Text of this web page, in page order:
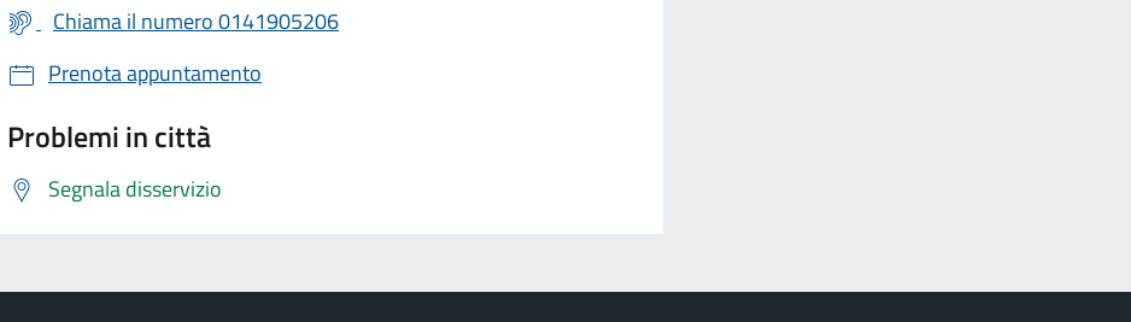
Chiama il numero 0141905206
Prenota appuntamento
Problemi in città
Segnala disservizio